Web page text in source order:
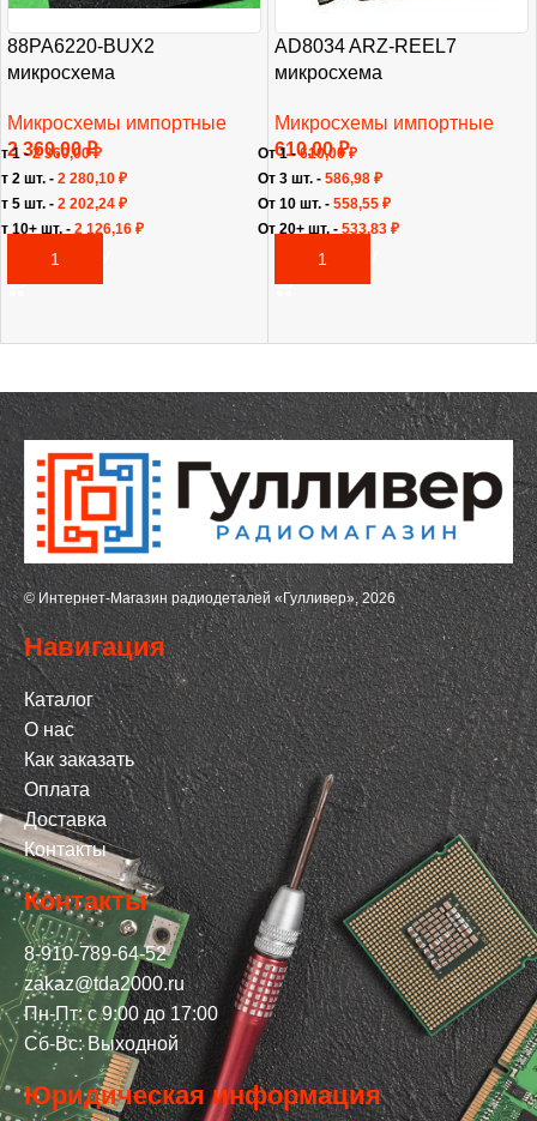
88PA6220-BUX2
микросхема
Микросхемы импортные
2 360,00₽
В КОРЗИНУ
1 -2 360,00₽
2 шт. - 2 280,10 ₽
5 шт. - 2 202,24 ₽
10+ шт. - 2 126,16 ₽
AD8034 ARZ-REEL7
микросхема
Микросхемы импортные
610,00₽
В КОРЗИНУ
От 1 -610,00₽
От 3 шт. - 586,98 ₽
От 10 шт. - 558,55 ₽
От 20+ шт. - 533,83 ₽
© Интернет-Магазин радиодеталей «Гулливер», 2026
Навигация
Каталог
О нас
Как заказать
Оплата
Доставка
Контакты
Контакты
8-910-789-64-52
zakaz@tda2000.ru
Пн-Пт: с 9:00 до 17:00
Сб-Вс: Выходной
Юридическая информация